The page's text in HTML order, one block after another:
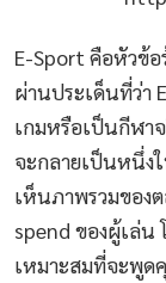
E-Sport คือหัวข้
ผ่านประเด็นที่ว่า
เกมหรือเป็นกีฬา
จะกลายเป็นหนึ่ง
เห็นภาพรวมของ
spend ของผู้เล่น
เหมาะสมที่จะพูด